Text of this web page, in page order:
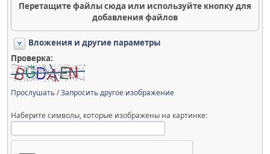
Перетащите файлы сюда или используйте кнопку для
добавления файлов
Вложения и другие параметры
Проверка:
Прослушать/Запросить другое изображение
Наберите символы, которые изображены на картинке: